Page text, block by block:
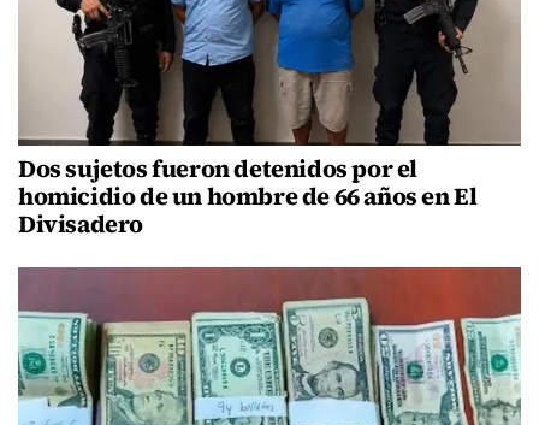
Dos sujetos fueron detenidos por el
homicidio de un hombre de 66 años en El
Divisadero